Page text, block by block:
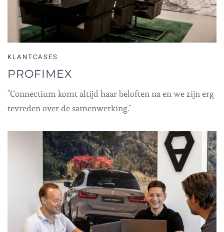
KLANTCASES
PROFIMEX
"Connectium komt altijd haar beloften na en we zijn erg
tevreden over de samenwerking."